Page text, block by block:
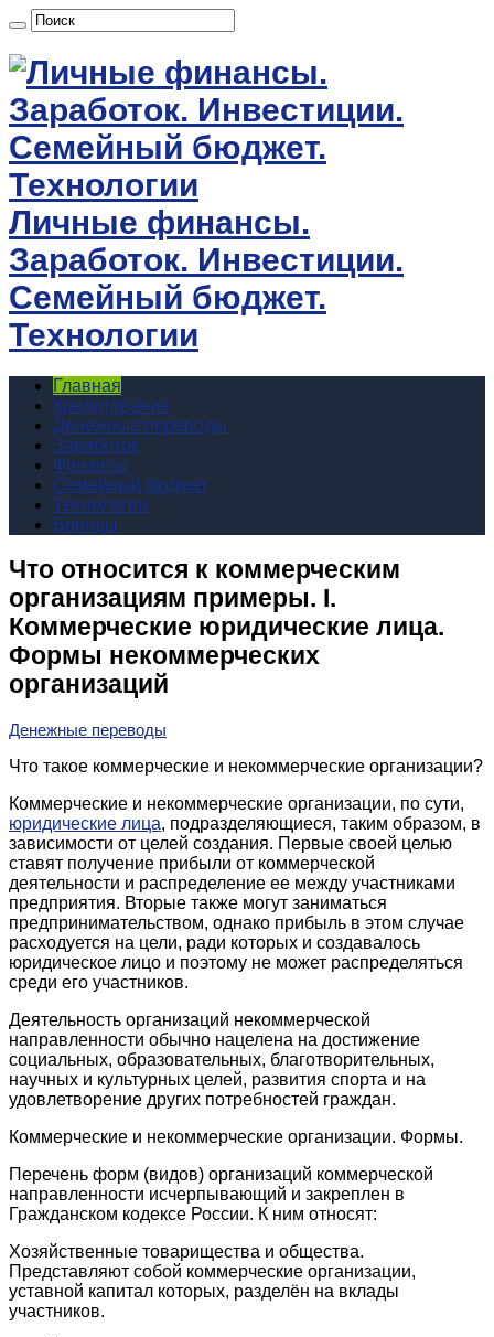
Личные финансы.
Заработок. Инвестиции.
Семейный бюджет.
Технологии
Главная
Кредитование
Денежные переводы
Заработок
Финансы
Семейный бюджет
Технологии
Бренды
Что относится к коммерческим
организациям примеры. I.
Коммерческие юридические лица.
Формы некоммерческих
организаций
Денежные переводы
Что такое коммерческие и некоммерческие организации?
Коммерческие и некоммерческие организации, по сути,
юридические лица, подразделяющиеся, таким образом, в
зависимости от целей создания. Первые своей целью
ставят получение прибыли от коммерческой
деятельности и распределение ее между участниками
предприятия. Вторые также могут заниматься
предпринимательством, однако прибыль в этом случае
расходуется на цели, ради которых и создавалось
юридическое лицо и поэтому не может распределяться
среди его участников.
Деятельность организаций некоммерческой
направленности обычно нацелена на достижение
социальных, образовательных, благотворительных,
научных и культурных целей, развития спорта и на
удовлетворение других потребностей граждан.
Коммерческие и некоммерческие организации. Формы.
Перечень форм (видов) организаций коммерческой
направленности исчерпывающий и закреплен в
Гражданском кодексе России. К ним относят:
Хозяйственные товарищества и общества.
Представляют собой коммерческие организации,
уставной капитал которых, разделён на вклады
участников.